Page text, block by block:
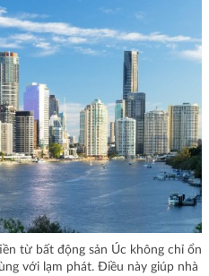
từ bất động sản Úc không chỉ ổn
với lạm phát. Điều này giúp nhà